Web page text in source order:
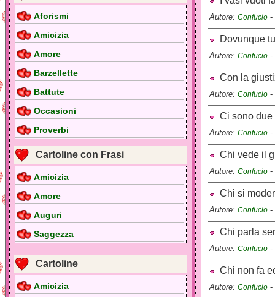
Aforismi
Amicizia
Amore
Barzellette
Battute
Occasioni
Proverbi
Cartoline con Frasi
Amicizia
Amore
Auguri
Saggezza
Cartoline
Amicizia
Autore: Confucio -
Dovunque
Autore: Confucio -
Con la
Autore: Confucio -
Ci sono due
Autore: Confucio -
Chi vede il
Autore: Confucio -
Chi si
Autore: Confucio -
Chi parla
Autore: Confucio -
Chi non fa
Autore: Confucio -